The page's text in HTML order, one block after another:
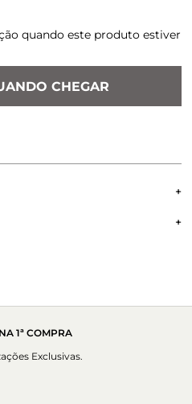
quando este produto estiver
CHEGAR
em camurça. O
recorte ondulado com
abertura lateral. Detalhe
1ª COMPRA
Exclusivas.